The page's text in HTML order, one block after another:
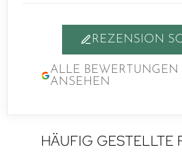
REZENSION
ALLE
ANSEHEN
HÄUFIG GESTELLTE